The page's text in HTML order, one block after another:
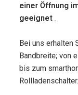
einer Öffnung
geeignet .
Bei uns erhalten
Bandbreite; von
bis zum
Rollladenschalter.